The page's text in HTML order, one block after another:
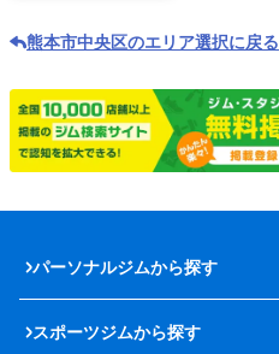
熊本市中央区のエリア選択に戻る
パーソナルジムから探す
スポーツジムから探す